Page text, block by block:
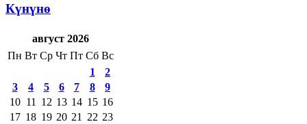
Күнүнө
август 2026
Пн Вт Ср Чт Пт Сб Вс
1
2
3
4 5 6 7 8
9
10 11 12 13 14 15 16
17 18 19 20 21 22 23